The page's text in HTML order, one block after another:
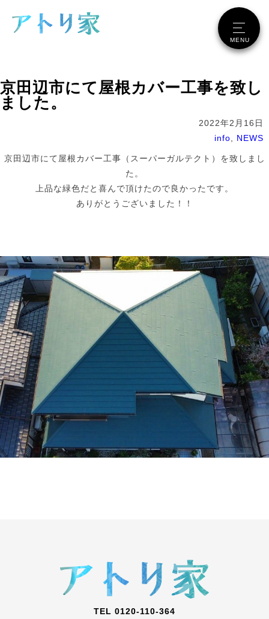
MENU
京田辺市にて屋根カバー工事を致し
ました。
2022年2月16日
info, NEWS
京田辺市にて屋根カバー工事（スーパーガルテクト）を致しまし
た。
上品な緑色だと喜んで頂けたので良かったです。
ありがとうございました！！
TEL 0120-110-364